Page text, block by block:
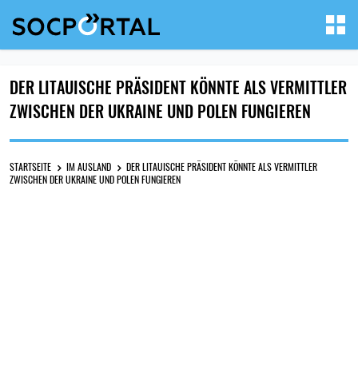
DER LITAUISCHE PRÄSIDENT KÖNNTE ALS VERMITTLER
ZWISCHEN DER UKRAINE UND POLEN FUNGIEREN
STARTSEITE IM AUSLAND
DER LITAUISCHE PRÄSIDENT KÖNNTE ALS VERMITTLER
ZWISCHEN DER UKRAINE UND POLEN FUNGIEREN